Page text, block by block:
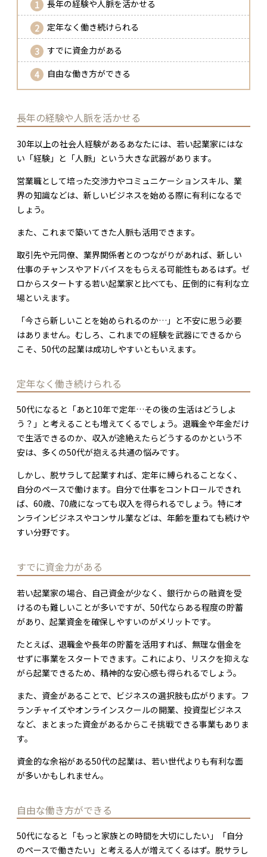
長年の経験や人脈を活かせる
定年なく働き続けられる
すでに資金力がある
自由な働き方ができる
長年の経験や人脈を活かせる
30年以上の社会人経験があるあなたには、若い起業家にはな
い「経験」と「人脈」という大きな武器があります。
営業職として培った交渉力やコミュニケーションスキル、業
界の知識などは、新しいビジネスを始める際に有利になるで
しょう。
また、これまで築いてきた人脈も活用できます。
取引先や元同僚、業界関係者とのつながりがあれば、新しい
仕事のチャンスやアドバイスをもらえる可能性もあるはず。ゼ
ロからスタートする若い起業家と比べても、圧倒的に有利な立
場といえます。
「今さら新しいことを始められるのか…」と不安に思う必要
はありません。むしろ、これまでの経験を武器にできるから
こそ、50代の起業は成功しやすいともいえます。
定年なく働き続けられる
50代になると「あと10年で定年…その後の生活はどうしよ
う？」と考えることも増えてくるでしょう。退職金や年金だけ
で生活できるのか、収入が途絶えたらどうするのかという不
安は、多くの50代が抱える共通の悩みです。
しかし、脱サラして起業すれば、定年に縛られることなく、
自分のペースで働けます。自分で仕事をコントロールできれ
ば、60歳、70歳になっても収入を得られるでしょう。特にオ
ンラインビジネスやコンサル業などは、年齢を重ねても続けや
すい分野です。
すでに資金力がある
若い起業家の場合、自己資金が少なく、銀行からの融資を受
けるのも難しいことが多いですが、50代ならある程度の貯蓄
があり、起業資金を確保しやすいのがメリットです。
たとえば、退職金や長年の貯蓄を活用すれば、無理な借金を
せずに事業をスタートできます。これにより、リスクを抑えな
がら起業できるため、精神的な安心感も得られるでしょう。
また、資金があることで、ビジネスの選択肢も広がります。フ
ランチャイズやオンラインスクールの開業、投資型ビジネス
など、まとまった資金があるからこそ挑戦できる事業もありま
す。
資金的な余裕がある50代の起業は、若い世代よりも有利な面
が多いかもしれません。
自由な働き方ができる
50代になると「もっと家族との時間を大切にしたい」「自分
のペースで働きたい」と考える人が増えてくるはず。脱サラし